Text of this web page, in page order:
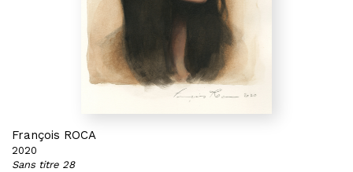
François ROCA
2020
Sans titre 28